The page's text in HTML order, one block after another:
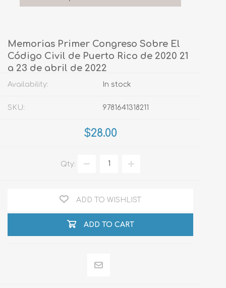
Memorias Primer Congreso Sobre El
Código Civil de Puerto Rico de 2020 21
a 23 de abril de 2022
Availability: In stock
SKU: 9781641318211
$28.00
Qty:
ADD TO WISHLIST
ADD TO CART